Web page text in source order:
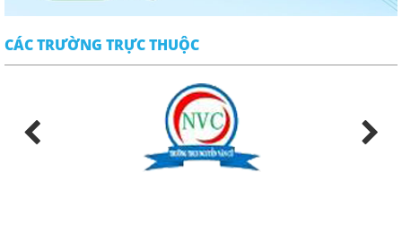
CÁC TRƯỜNG TRỰC THUỘC